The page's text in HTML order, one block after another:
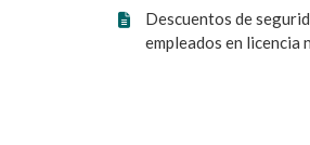
Descuentos de
empleados en licencia